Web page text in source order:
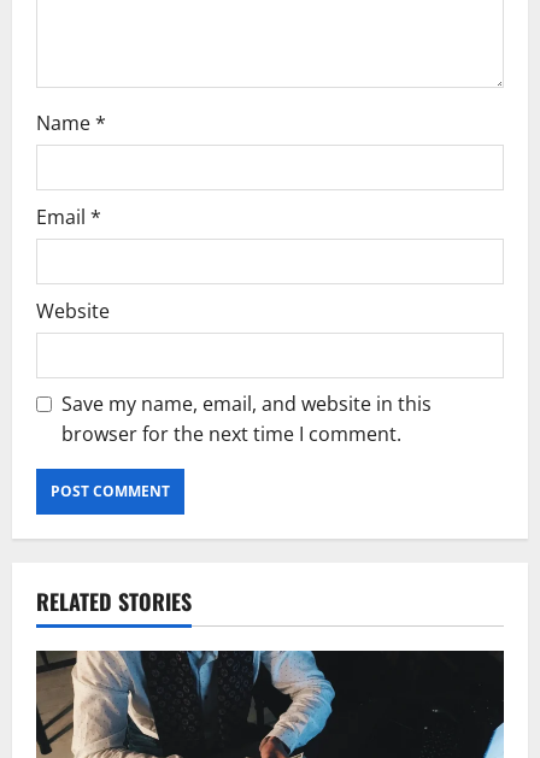
Name*
Email *
Website
Save my name, email, and website in this
browser for the next time I comment.
RELATED STORIES